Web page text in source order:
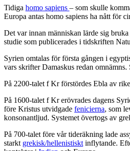
Tidiga homo sapiens – som skulle
Europa antas homo sapiens ha nått för
Det var innan människan lärde sig
studie som publicerades i tidskriften
Syrien omtalas för första gången i
vars skrifter Damaskus redan
På 2200-talet f Kr förstördes Ebla av
På 1600-talet f Kr erövrades dagens
före Kristus utvidgade fenicierna, som
konsonantljud. Systemet övertogs av
På 700-talet före vår tideräkning lade
starkt grekisk/hellenistiskt inflytande.